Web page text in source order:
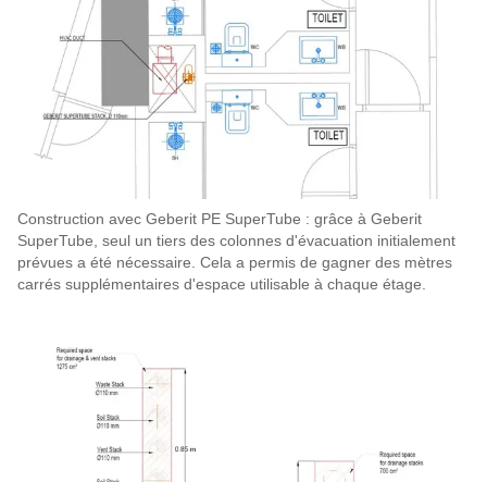
Construction avec Geberit PE SuperTube : grâce à Geberit
SuperTube, seul un tiers des colonnes d'évacuation initialement
prévues a été nécessaire. Cela a permis de gagner des mètres
carrés supplémentaires d'espace utilisable à chaque étage.